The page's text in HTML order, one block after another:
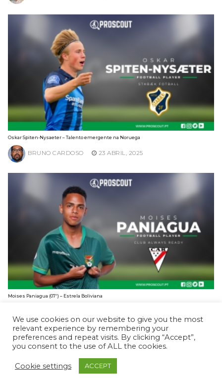
Oskar Spiten-Nysaeter – Talento emergente na Noruega
BRUNO CARDOSO 23 ABRIL, 2025
Moises Paniagua (07′) – Estrela Boliviana
© ProScout 2020
We use cookies on our website to give you the most
relevant experience by remembering your
preferences and repeat visits. By clicking “Accept”,
you consent to the use of ALL the cookies.
Cookie settings ACCEPT